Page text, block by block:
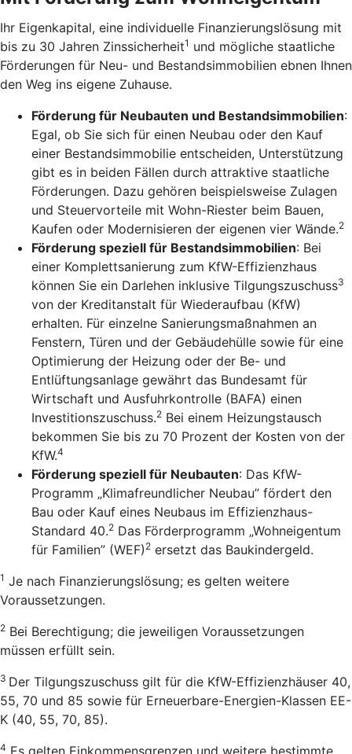
Ihr Eigenkapital, eine individuelle Finanzierungslösung mit
bis zu 30 Jahren Zinssicherheit1 und mögliche staatliche
Förderungen für Neu- und Bestandsimmobilien ebnen Ihnen
den Weg ins eigene Zuhause.
Förderung für Neubauten und Bestandsimmobilien:
Egal, ob Sie sich für einen Neubau oder den Kauf
einer Bestandsimmobilie entscheiden, Unterstützung
gibt es in beiden Fällen durch attraktive staatliche
Förderungen. Dazu gehören beispielsweise Zulagen
und Steuervorteile mit Wohn-Riester beim Bauen,
Kaufen oder Modernisieren der eigenen vier Wände.2
Förderung speziell für Bestandsimmobilien: Bei
einer Komplettsanierung zum KfW-Effizienzhaus
können Sie ein Darlehen inklusive Tilgungszuschuss3
von der Kreditanstalt für Wiederaufbau (KfW)
erhalten. Für einzelne Sanierungsmaßnahmen an
Fenstern, Türen und der Gebäudehülle sowie für eine
Optimierung der Heizung oder der Be- und
Entlüftungsanlage gewährt das Bundesamt für
Wirtschaft und Ausfuhrkontrolle (BAFA) einen
Investitionszuschuss.2 Bei einem Heizungstausch
bekommen Sie bis zu 70 Prozent der Kosten von der
KfW.4
Förderung speziell für Neubauten: Das KfW-
Programm „Klimafreundlicher Neubau” fördert den
Bau oder Kauf eines Neubaus im Effizienzhaus-
Standard 40.2 Das Förderprogramm „Wohneigentum
für Familien” (WEF) 2 ersetzt das Baukindergeld.
1 Je nach Finanzierungslösung; es gelten weitere
Voraussetzungen.
2 Bei Berechtigung; die jeweiligen Voraussetzungen
müssen erfüllt sein.
3 Der Tilgungszuschuss gilt für die KfW-Effizienzhäuser 40,
55, 70 und 85 sowie für Erneuerbare-Energien-Klassen EE-
K (40, 55, 70, 85).
4